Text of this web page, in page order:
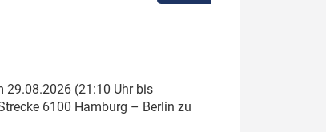
29.08.2026 (21:10 Uhr bis
6100 Hamburg – Berlin zu